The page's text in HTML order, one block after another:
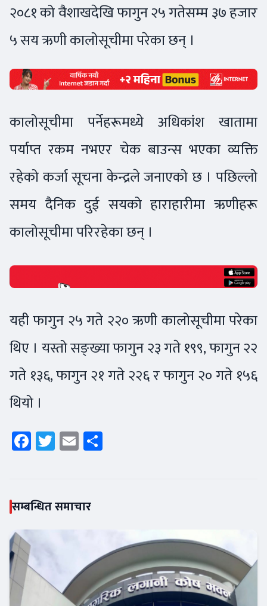
२०८१ को वैशाखदेखि फागुन २५ गतेसम्म ३७ हजार
५ सय ऋणी कालोसूचीमा परेका छन् ।
कालोसूचीमा पर्नेहरूमध्ये अधिकांश खातामा
पर्याप्त रकम नभएर चेक बाउन्स भएका व्यक्ति
रहेको कर्जा सूचना केन्द्रले जनाएको छ । पछिल्लो
समय दैनिक दुई सयको हाराहारीमा ऋणीहरू
कालोसूचीमा परिरहेका छन् ।
यही फागुन २५ गते २२० ऋणी कालोसूचीमा परेका
थिए । यस्तो सङ्ख्या फागुन २३ गते १९९, फागुन २२
गते १३६, फागुन २१ गते २२६ र फागुन २० गते १५६
थियो ।
Facebook
Twitter
Email
सम्बन्धित समाचार